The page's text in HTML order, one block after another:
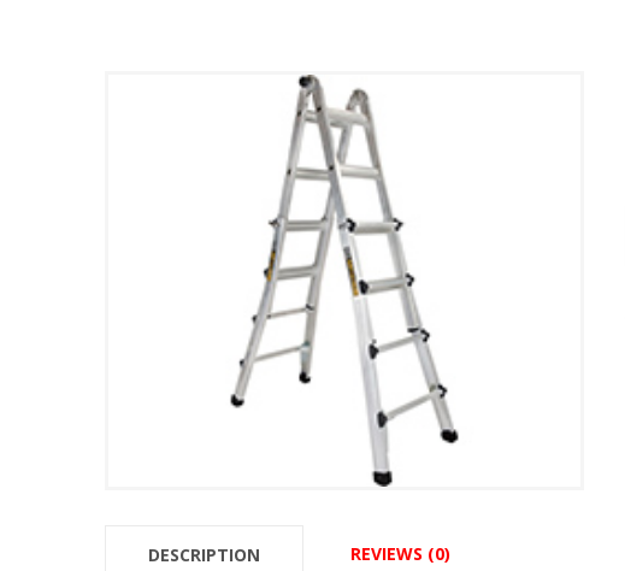
DESCRIPTION REVIEWS (0)